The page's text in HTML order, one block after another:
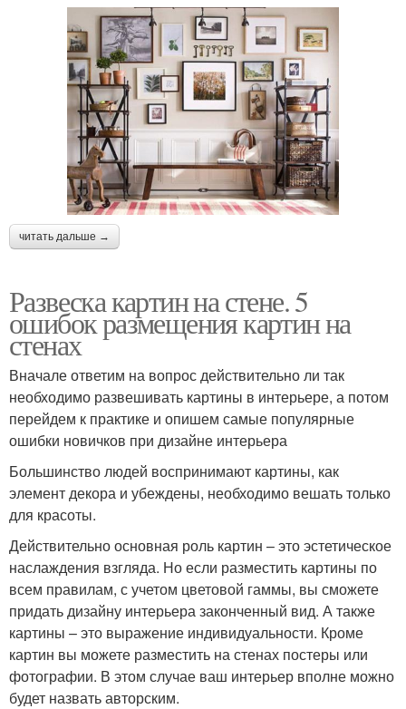
читать дальше →
Развеска картин на стене. 5
ошибок размещения картин на
стенах
Вначале ответим на вопрос действительно ли так
необходимо развешивать картины в интерьере, а потом
перейдем к практике и опишем самые популярные
ошибки новичков при дизайне интерьера
Большинство людей воспринимают картины, как
элемент декора и убеждены, необходимо вешать только
для красоты.
Действительно основная роль картин – это эстетическое
наслаждения взгляда. Но если разместить картины по
всем правилам, с учетом цветовой гаммы, вы сможете
придать дизайну интерьера законченный вид. А также
картины – это выражение индивидуальности. Кроме
картин вы можете разместить на стенах постеры или
фотографии. В этом случае ваш интерьер вполне можно
будет назвать авторским.